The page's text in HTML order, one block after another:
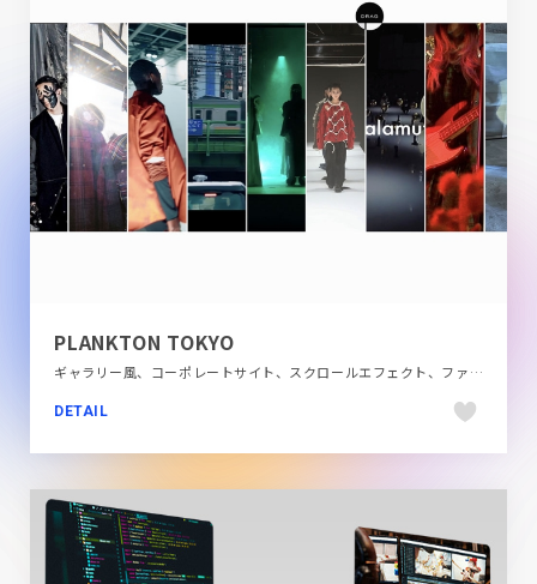
PLANKTON TOKYO
ギャラリー風、コーポレートサイト、スクロールエフェクト、ファッション・ビューティー、ブラック系 、ホワイト系、モーション多め、動画が流れる、大きめ写真
DETAIL